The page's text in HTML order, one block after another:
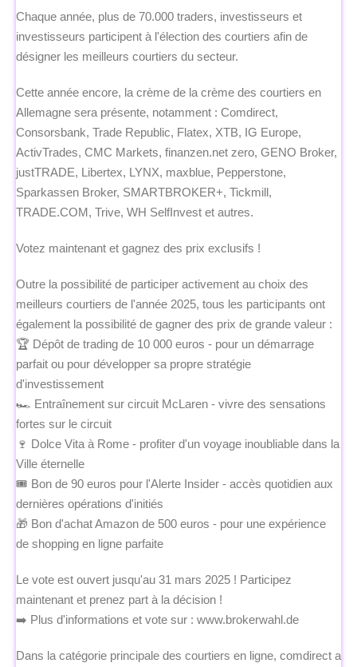
Chaque année, plus de 70.000 traders, investisseurs et
investisseurs participent à l'élection des courtiers afin de
désigner les meilleurs courtiers du secteur.
Cette année encore, la crème de la crème des courtiers en
Allemagne sera présente, notamment : Comdirect,
Consorsbank, Trade Republic, Flatex, XTB, IG Europe,
ActivTrades, CMC Markets, finanzen.net zero, GENO Broker,
justTRADE, Libertex, LYNX, maxblue, Pepperstone,
Sparkassen Broker, SMARTBROKER+, Tickmill,
TRADE.COM, Trive, WH SelfInvest et autres.
Votez maintenant et gagnez des prix exclusifs !
Outre la possibilité de participer activement au choix des
meilleurs courtiers de l'année 2025, tous les participants ont
également la possibilité de gagner des prix de grande valeur :
🏆 Dépôt de trading de 10 000 euros - pour un démarrage
parfait ou pour développer sa propre stratégie
d'investissement
🏎️ Entraînement sur circuit McLaren - vivre des sensations
fortes sur le circuit
🍷 Dolce Vita à Rome - profiter d'un voyage inoubliable dans la
Ville éternelle
🎟️ Bon de 90 euros pour l'Alerte Insider - accès quotidien aux
dernières opérations d'initiés
🎁 Bon d'achat Amazon de 500 euros - pour une expérience
de shopping en ligne parfaite
Le vote est ouvert jusqu'au 31 mars 2025 ! Participez
maintenant et prenez part à la décision !
➡️ Plus d'informations et vote sur : www.brokerwahl.de
Dans la catégorie principale des courtiers en ligne, comdirect a